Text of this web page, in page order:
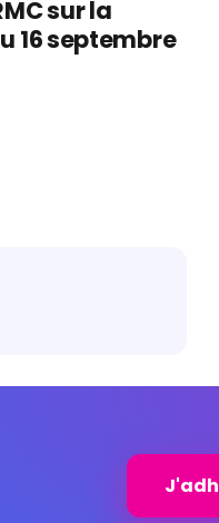
sur la
16 septembre